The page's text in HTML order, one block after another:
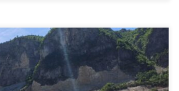
prof. Fabio Gabrieli, assieme al collega